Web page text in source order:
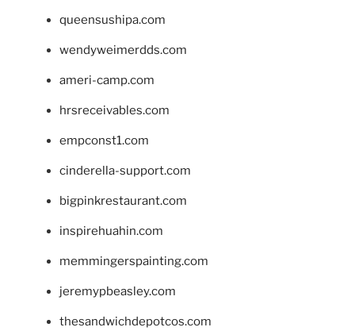
queensushipa.com
wendyweimerdds.com
ameri-camp.com
hrsreceivables.com
empconst1.com
cinderella-support.com
bigpinkrestaurant.com
inspirehuahin.com
memmingerspainting.com
jeremypbeasley.com
thesandwichdepotcos.com